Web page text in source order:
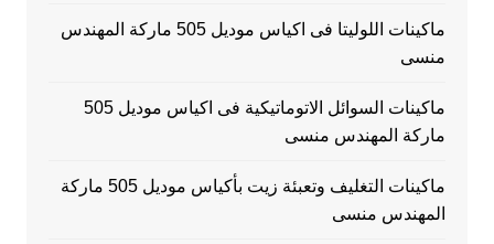
ماكينات اللوليتا فى اكياس موديل 505 ماركة المهندس
منسى
ماكينات السوائل الاتوماتيكية فى اكياس موديل 505
ماركة المهندس منسى
ماكينات التغليف وتعبئة زيت بأكياس موديل 505 ماركة
المهندس منسى